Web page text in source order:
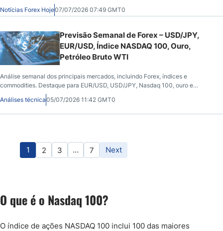
Bruto Faz Fundo Fraco; Bitcoin Apresenta Duplo Topo Abaixo de $65
Notícias Forex Hoje07/07/2026 07:49 GMT0
Previsão Semanal de Forex – USD/JPY,
EUR/USD, Índice NASDAQ 100, Ouro,
Petróleo Bruto WTI
Análise semanal dos principais mercados, incluindo Forex, índices e
commodities. Destaque para EUR/USD, USD/JPY, Nasdaq 100, ouro e
petróleo sob uma perspectiva técnica e macroeconômica.
Análises técnica05/07/2026 11:42 GMT0
1 2 3 … 7 Next
O que é o Nasdaq 100?
O índice de ações NASDAQ 100 inclui 100 das maiores